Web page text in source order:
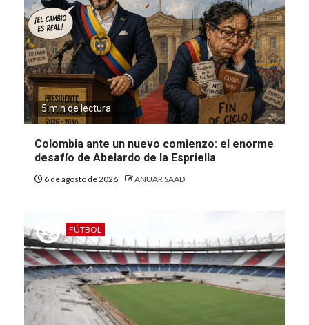
5 min de lectura
Colombia ante un nuevo comienzo: el enorme
desafío de Abelardo de la Espriella
6 de agosto de 2026 ANUAR SAAD
FÚTBOL